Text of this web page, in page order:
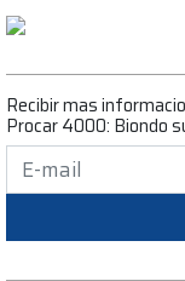
Recibir mas
Procar 4000: Biondo